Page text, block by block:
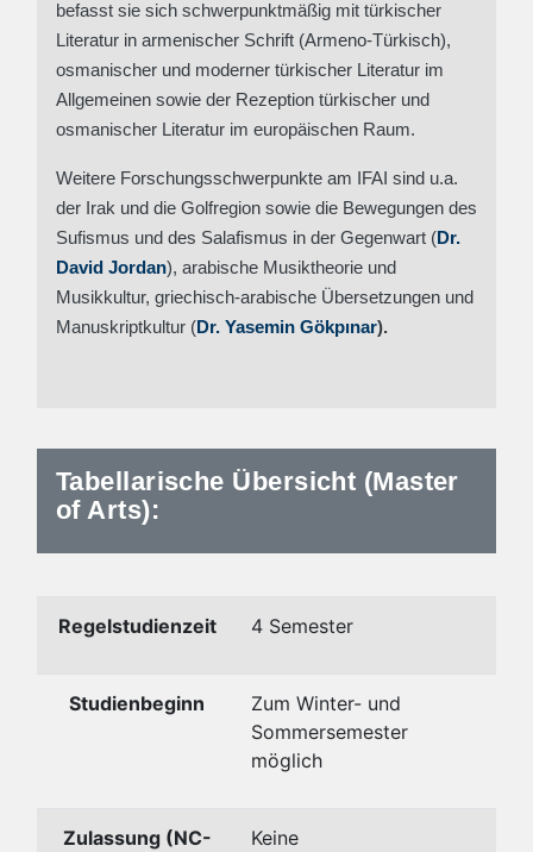
befasst sie sich schwerpunktmäßig mit türkischer
Literatur in armenischer Schrift (Armeno-Türkisch),
osmanischer und moderner türkischer Literatur im
Allgemeinen sowie der Rezeption türkischer und
osmanischer Literatur im europäischen Raum.
Weitere Forschungsschwerpunkte am IFAI sind u.a.
der Irak und die Golfregion sowie die Bewegungen des
Sufismus und des Salafismus in der Gegenwart (Dr.
David Jordan), arabische Musiktheorie und
Musikkultur, griechisch-arabische Übersetzungen und
Manuskriptkultur (Dr. Yasemin Gökpınar).
Tabellarische Übersicht (Master
of Arts):
Regelstudienzeit 4 Semester
Studienbeginn
Zum Winter- und
Sommersemester
möglich
Zulassung (NC-
Keine